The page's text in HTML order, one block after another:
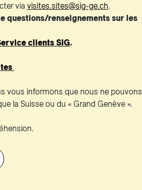
via visites.sites@sig-ge.ch.
questions/renseignements sur les
clients SIG.
vous informons que nous ne pouvons
la Suisse ou du « Grand Genève ».